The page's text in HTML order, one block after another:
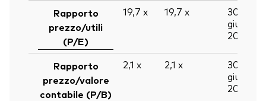
Rapporto
prezzo/utili
(P/E)
19,7 x 19,7 x
30
giu
2026
Rapporto
prezzo/valore
contabile (P/B)
2,1 x 2,1 x
30
giu
2026